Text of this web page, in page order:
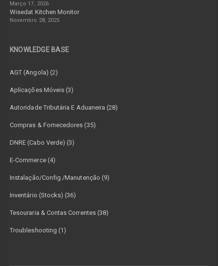
Março 17, 2026
Wisedat Kitchen Monitor
Novembro 28, 2025
KNOWLEDGE BASE
AGT (Angola) (2)
Aplicações Móveis (3)
Autoridade Tributária E Aduaneira (28)
Compras & Fornecedores (35)
DNRE (Cabo Verde) (3)
E-Commerce (4)
Instalação/Config./Manutenção (9)
Inventário (Stocks) (36)
Tesouraria & Contas Correntes (38)
Troubleshooting (1)